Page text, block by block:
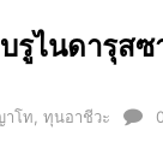
ไนดารุส
โท ทุนอาชีวะ